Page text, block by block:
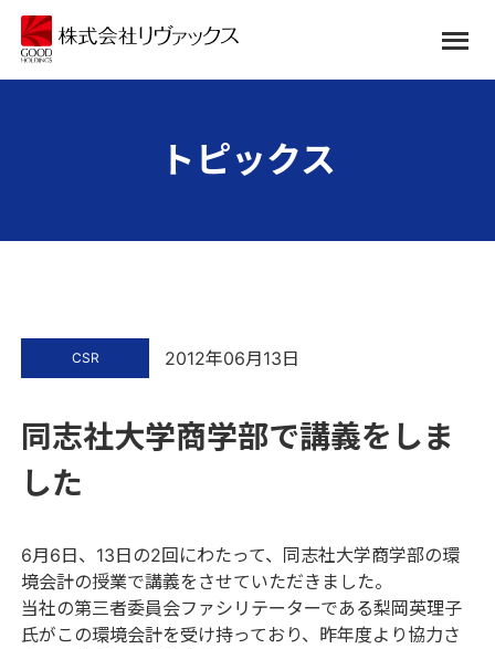
トピックス
同志社大学商学部で講義をしま
した
CSR 2012年06月13日
6月6日、13日の2回にわたって、同志社大学商学部の環
境会計の授業で講義をさせていただきました。
当社の第三者委員会ファシリテーターである梨岡英理子
氏がこの環境会計を受け持っており、昨年度より協力さ